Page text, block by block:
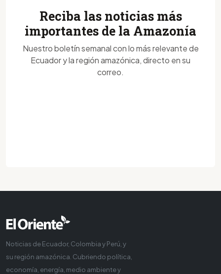
Reciba las noticias más
importantes de la Amazonía
Nuestro boletín semanal con lo más relevante de
Ecuador y la región amazónica, directo en su
correo.
Noticias de Ecuador, Colombia y Perú, y
su región amazónica. Cubriendo política,
economía, energía, medio ambiente y